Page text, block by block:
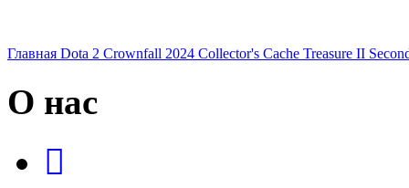
Главная Dota 2 Crownfall 2024 Collector's Cache Treasure II
О нас